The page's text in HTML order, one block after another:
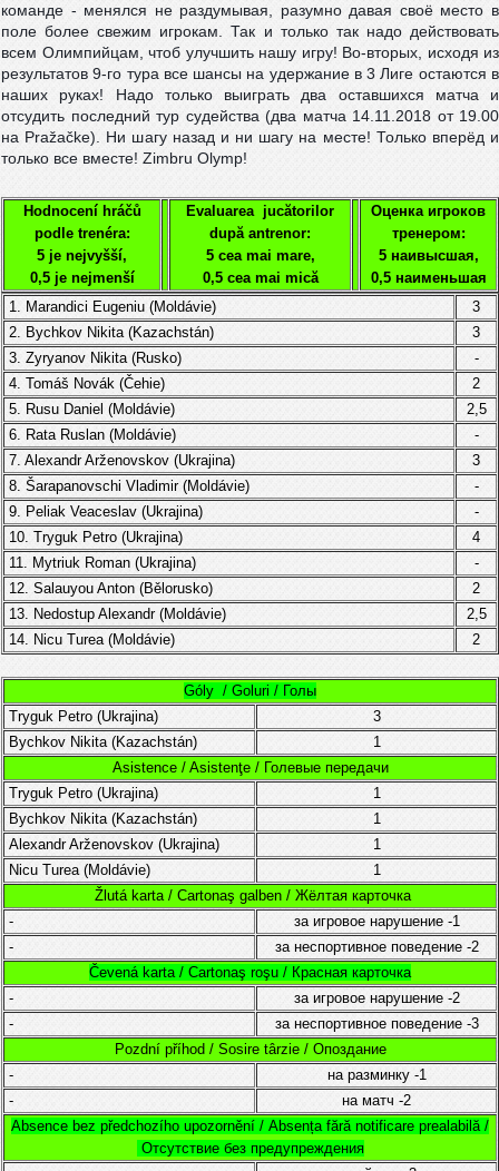
команде - менялся не раздумывая, разумно давая своё место в
поле более свежим игрокам. Так и только так надо действовать
всем Олимпийцам, чтоб улучшить нашу игру! Во-вторых, исходя из
результатов 9-го тура все шансы на удержание в 3 Лиге остаются в
наших руках! Надо только выиграть два оставшихся матча и
отсудить последний тур судейства (два матча 14.11.2018 от 19.00
на Pražačke). Ни шагу назад и ни шагу на месте! Только вперёд и
только все вместе! Zimbru Olymp!
Hodnocení hráčů
podle trenéra:
5 je nejvyšší,
0,5 je nejmenší
Evaluarea jucătorilor
după antrenor:
5 cea mai mare,
0,5 cea mai mică
Оценка игроков
тренером:
5 наивысшая,
0,5 наименьшая
1. Marandici Eugeniu (Moldávie)
3
2. Bychkov Nikita (Kazachstán)
3
3. Zyryanov Nikita (Rusko)
-
4. Tomáš Novák (Čehie)
2
5. Rusu Daniel (Moldávie)
2,5
6. Rata Ruslan (Moldávie)
-
7. Alexandr Arženovskov (Ukrajina)
3
8. Šarapanovschi Vladimir (Moldávie)
-
9. Peliak Veaceslav (Ukrajina)
-
10. Tryguk Petro (Ukrajina)
4
11. Mytriuk Roman (Ukrajina)
-
12. Salauyou Anton (Bělorusko)
2
13. Nedostup Alexandr (Moldávie)
2,5
14. Nicu Turea (Moldávie) 2
Góly / Goluri / Голы
Tryguk Petro (Ukrajina)
3
Bychkov Nikita (Kazachstán)
1
Asistence / Asistenţe / Голевые передачи
Tryguk Petro (Ukrajina)
1
Bychkov Nikita (Kazachstán)
1
Alexandr Arženovskov (Ukrajina)
1
Nicu Turea (Moldávie)
1
Žlutá karta / Cartonaş galben / Жёлтая карточка
-
за игровое нарушение -1
-
за неспортивное поведение -2
Čevená karta / Cartonaş roşu / Красная карточка
-
за игровое нарушение -2
-
за неспортивное поведение -3
Pozdní příhod / Sosire târzie / Опоздание
-
на разминку -1
-
на матч -2
Absence bez předchozího upozornění / Absența fără notificare prealabilă /
Отсутствие без предупреждения